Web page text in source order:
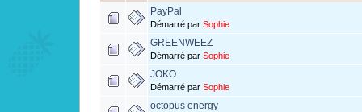
PayPal
Démarré par Sophie
GREENWEEZ
Démarré par Sophie
JOKO
Démarré par Sophie
octopus energy